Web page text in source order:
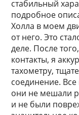
стабильный
подробное
Холла в моем
от него. Это
деле. После
контакты, я
тахометру,
соединение.
они не мешали
и не были